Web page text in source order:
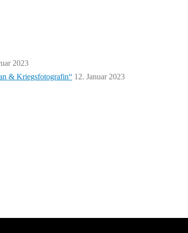
2023
& Kriegsfotografin“ 12. Januar 2023